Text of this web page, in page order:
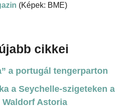
(Képek: BME)
cikkei
a portugál tengerparton
a Seychelle-szigeteken a
Astoria